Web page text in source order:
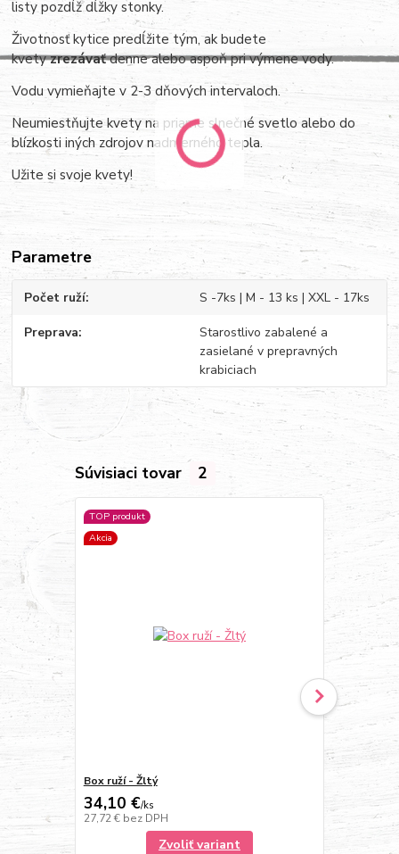
listy pozdĺž dĺžky stonky.
Životnosť kytice predĺžite tým, ak budete
kvetyzrezávaťdenne alebo aspoň pri výmene vody.
Vodu vymieňajte v 2-3 dňových intervaloch.
Neumiestňujte kvety na priame slnečné svetlo alebo do
blízkosti iných zdrojov nadmerného tepla.
Užite si svoje kvety!
Parametre
Počet ruží S -7ks | M - 13 ks | XXL - 17ks
Preprava
Starostlivo zabalené a
zasielané v prepravných
krabiciach
Súvisiaci tovar 2
TOP produkt
Akcia
Box ruží - Žltý
34,10 €/ks
27,72 € bez DPH
Zvoliť variant
TOP produkt
34,10 €
bez